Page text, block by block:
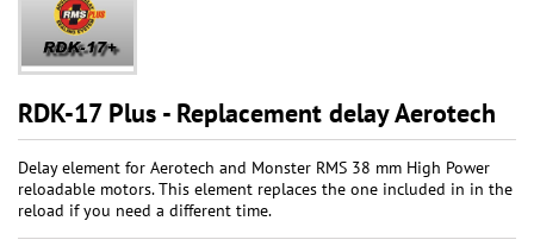
RDK-17 Plus - Replacement delay Aerotech
Delay element for Aerotech and Monster RMS 38 mm High Power
reloadable motors. This element replaces the one included in in the
reload if you need a different time.